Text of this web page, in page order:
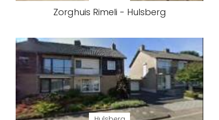
Zorghuis Rimeli - Hulsberg